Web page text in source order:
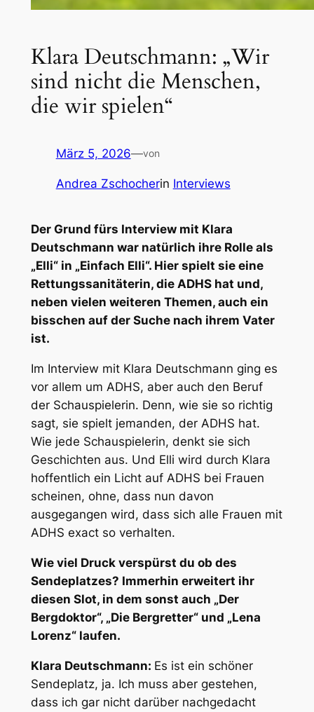
Klara Deutschmann: „Wir
sind nicht die Menschen,
die wir spielen“
März 5, 2026—von
Andrea Zschocherin Interviews
Der Grund fürs Interview mit Klara
Deutschmann war natürlich ihre Rolle als
„Elli“ in „Einfach Elli“. Hier spielt sie eine
Rettungssanitäterin, die ADHS hat und,
neben vielen weiteren Themen, auch ein
bisschen auf der Suche nach ihrem Vater
ist.
Im Interview mit Klara Deutschmann ging es
vor allem um ADHS, aber auch den Beruf
der Schauspielerin. Denn, wie sie so richtig
sagt, sie spielt jemanden, der ADHS hat.
Wie jede Schauspielerin, denkt sie sich
Geschichten aus. Und Elli wird durch Klara
hoffentlich ein Licht auf ADHS bei Frauen
scheinen, ohne, dass nun davon
ausgegangen wird, dass sich alle Frauen mit
ADHS exact so verhalten.
Wie viel Druck verspürst du ob des
Sendeplatzes? Immerhin erweitert ihr
diesen Slot, in dem sonst auch „Der
Bergdoktor“, „Die Bergretter“ und „Lena
Lorenz“ laufen.
Klara Deutschmann: Es ist ein schöner
Sendeplatz, ja. Ich muss aber gestehen,
dass ich gar nicht darüber nachgedacht